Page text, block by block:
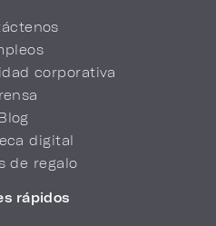
corporativa
digital
de regalo
rápidos